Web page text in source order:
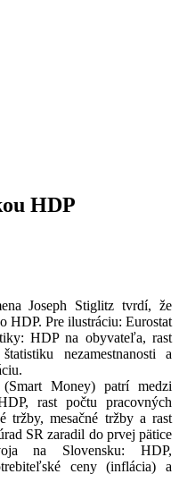
HDP
Joseph Stiglitz tvrdí, že
HDP. Pre ilustráciu: Eurostat
HDP na obyvateľa, rast
nezamestnanosti a
Money) patrí medzi
rast počtu pracovných
tržby, mesačné tržby a rast
SR zaradil do prvej pätice
na Slovensku: HDP,
ceny (inflácia) a